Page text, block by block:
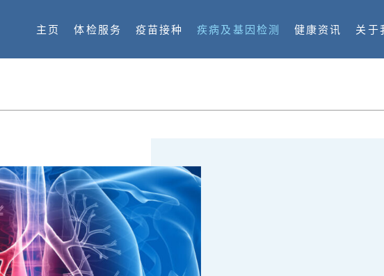
主页 体检服务 疫苗接种 疾病及基因检测 健康资讯 关于